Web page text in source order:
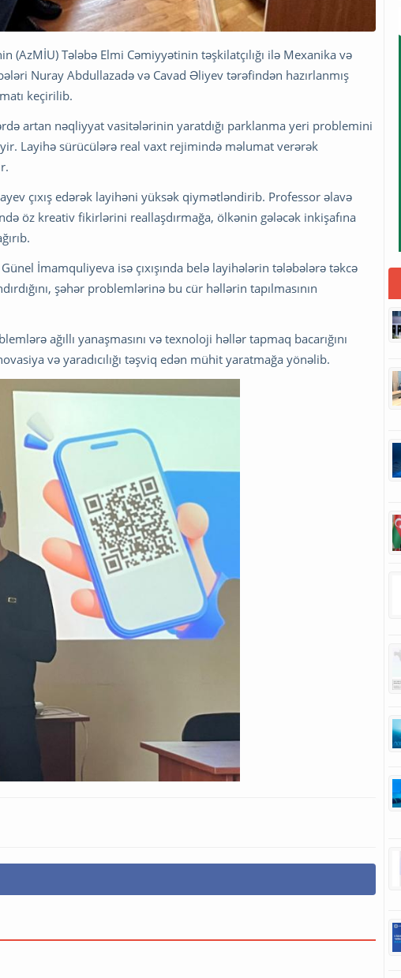
(AzMİU) Tələbə Elmi Cəmiyyətinin təşkilatçılığı ilə Mexanika və
Nuray Abdullazadə və Cavad Əliyev tərəfindən hazırlanmış
keçirilib.
artan nəqliyyat vasitələrinin yaratdığı parklanma yeri problemini
Layihə sürücülərə real vaxt rejimində məlumat verərək
çıxış edərək layihəni yüksək qiymətləndirib. Professor əlavə
öz kreativ fikirlərini reallaşdırmağa, ölkənin gələcək inkişafına
İmamquliyeva isə çıxışında belə layihələrin tələbələrə təkcə
şəhər problemlərinə bu cür həllərin tapılmasının
ağıllı yanaşmasını və texnoloji həllər tapmaq bacarığını
və yaradıcılığı təşviq edən mühit yaratmağa yönəlib.